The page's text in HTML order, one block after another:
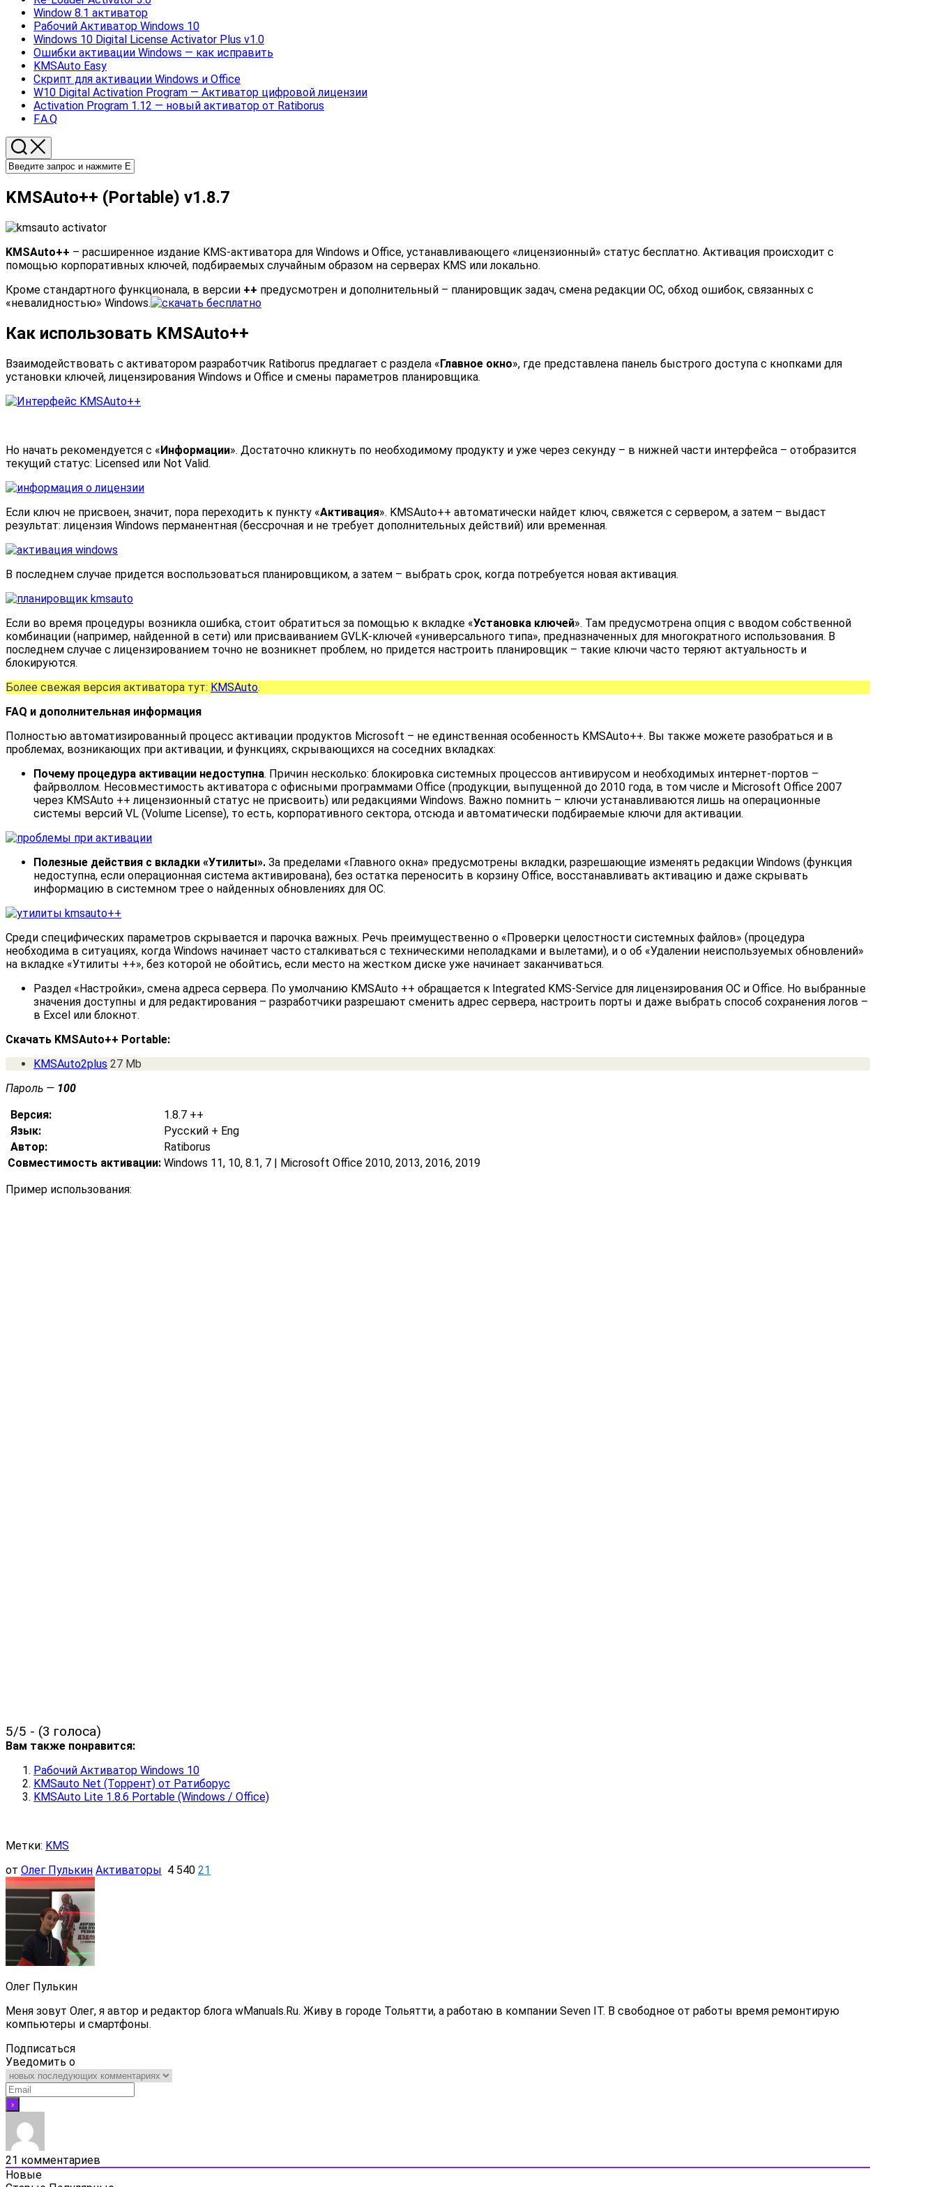
Window 8.1 активатор
Рабочий Активатор Windows 10
Windows 10 Digital License Activator Plus v1.0
Ошибки активации Windows — как исправить
KMSAuto Easy
Скрипт для активации Windows и Office
W10 Digital Activation Program — Активатор цифровой лицензии
Activation Program 1.12 — новый активатор от Ratiborus
F.A.Q
KMSAuto++ (Portable) v1.8.7
KMSAuto++ – расширенное издание KMS-активатора для Windows и Office, устанавливающего «лицензионный» статус бесплатно. Активация происходит с
помощью корпоративных ключей, подбираемых случайным образом на серверах KMS или локально.
Кроме стандартного функционала, в версии ++ предусмотрен и дополнительный – планировщик задач, смена редакции ОС, обход ошибок, связанных с
«невалидностью» Windows.
Как использовать KMSAuto++
Взаимодействовать с активатором разработчик Ratiborus предлагает с раздела «Главное окно», где представлена панель быстрого доступа с кнопками для
установки ключей, лицензирования Windows и Office и смены параметров планировщика.
Но начать рекомендуется с «Информации». Достаточно кликнуть по необходимому продукту и уже через секунду – в нижней части интерфейса – отобразится
текущий статус: Licensed или Not Valid.
Если ключ не присвоен, значит, пора переходить к пункту «Активация». KMSAuto++ автоматически найдет ключ, свяжется с сервером, а затем – выдаст
результат: лицензия Windows перманентная (бессрочная и не требует дополнительных действий) или временная.
В последнем случае придется воспользоваться планировщиком, а затем – выбрать срок, когда потребуется новая активация.
Если во время процедуры возникла ошибка, стоит обратиться за помощью к вкладке «Установка ключей». Там предусмотрена опция с вводом собственной
комбинации (например, найденной в сети) или присваиванием GVLK-ключей «универсального типа», предназначенных для многократного использования. В
последнем случае с лицензированием точно не возникнет проблем, но придется настроить планировщик – такие ключи часто теряют актуальность и
блокируются.
Более свежая версия активатора тут: KMSAuto.
FAQ и дополнительная информация
Полностью автоматизированный процесс активации продуктов Microsoft – не единственная особенность KMSAuto++. Вы также можете разобраться и в
проблемах, возникающих при активации, и функциях, скрывающихся на соседних вкладках:
Почему процедура активации недоступна. Причин несколько: блокировка системных процессов антивирусом и необходимых интернет-портов –
файрволлом. Несовместимость активатора с офисными программами Office (продукции, выпущенной до 2010 года, в том числе и Microsoft Office 2007
через KMSAuto ++ лицензионный статус не присвоить) или редакциями Windows. Важно помнить – ключи устанавливаются лишь на операционные
системы версий VL (Volume License), то есть, корпоративного сектора, отсюда и автоматически подбираемые ключи для активации.
Полезные действия с вкладки «Утилиты». За пределами «Главного окна» предусмотрены вкладки, разрешающие изменять редакции Windows (функция
недоступна, если операционная система активирована), без остатка переносить в корзину Office, восстанавливать активацию и даже скрывать
информацию в системном трее о найденных обновлениях для ОС.
Среди специфических параметров скрывается и парочка важных. Речь преимущественно о «Проверки целостности системных файлов» (процедура
необходима в ситуациях, когда Windows начинает часто сталкиваться с техническими неполадками и вылетами), и о об «Удалении неиспользуемых обновлений»
на вкладке «Утилиты ++», без которой не обойтись, если место на жестком диске уже начинает заканчиваться.
Раздел «Настройки», смена адреса сервера. По умолчанию KMSAuto ++ обращается к Integrated KMS-Service для лицензирования ОС и Office. Но выбранные
значения доступны и для редактирования – разработчики разрешают сменить адрес сервера, настроить порты и даже выбрать способ сохранения логов –
в Excel или блокнот.
Скачать KMSAuto++ Portable:
KMSAuto2plus 27 Mb
Пароль — 100
Версия:
1.8.7 ++
Язык:
Русский + Eng
Автор:
Ratiborus
Совместимость активации: Windows 11, 10, 8.1, 7 | Microsoft Office 2010, 2013, 2016, 2019
Пример использования:
5/5 - (3 голоса)
Вам также понравится:
Рабочий Активатор Windows 10
KMSauto Net (Торрент) от Ратиборус
KMSAuto Lite 1.8.6 Portable (Windows / Office)
Метки: KMS
от Олег Пулькин Активаторы 4 540 21
Олег Пулькин
Меня зовут Олег, я автор и редактор блога wManuals.Ru. Живу в городе Тольятти, а работаю в компании Seven IT. В свободное от работы время ремонтирую
компьютеры и смартфоны.
Подписаться
Уведомить о
21 комментариев
Новые